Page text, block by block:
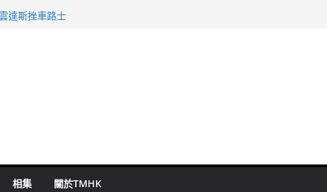
列詐騙案
達斯挫車路士
相集 關於TMHK